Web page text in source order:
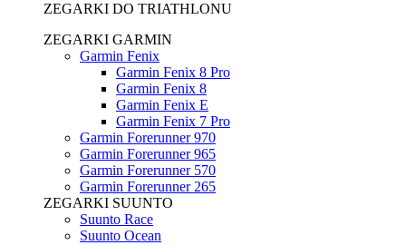
ZEGARKI DO TRIATHLONU
ZEGARKI GARMIN
Garmin Fenix
Garmin Fenix 8 Pro
Garmin Fenix 8
Garmin Fenix E
Garmin Fenix 7 Pro
Garmin Forerunner 970
Garmin Forerunner 965
Garmin Forerunner 570
Garmin Forerunner 265
ZEGARKI SUUNTO
Suunto Race
Suunto Ocean